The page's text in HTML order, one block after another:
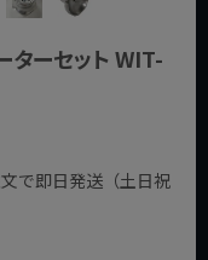
ターセット WIT-
で即日発送（土日祝